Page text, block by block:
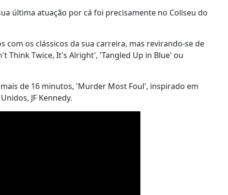
última atuação por cá foi precisamente no Coliseu do
os clássicos da sua carreira, mas revirando-se de
Think Twice, It's Alright', 'Tangled Up in Blue' ou
de 16 minutos, 'Murder Most Foul', inspirado em
JF Kennedy.